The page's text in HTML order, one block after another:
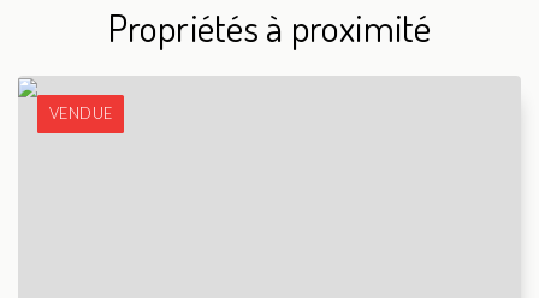
Propriétés à proximité
VENDUE